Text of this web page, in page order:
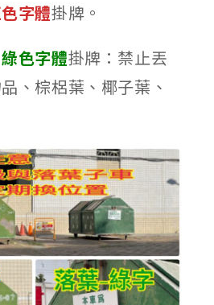
字體掛牌。
綠色字體掛牌：禁止丟
、棕梠葉、椰子葉、